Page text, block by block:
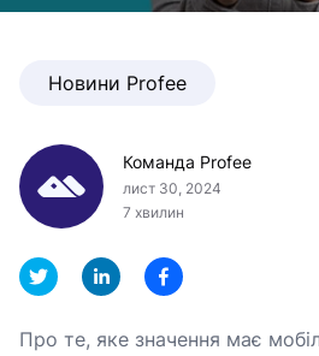
Новини Profee
Команда Profee
лист 30, 2024
7 хвилин
Про те, яке значення має